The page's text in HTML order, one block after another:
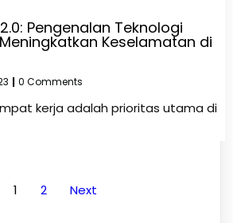
Pengenalan Teknologi
Keselamatan di
| 0 Comments
kerja adalah prioritas utama di
1 2 Next